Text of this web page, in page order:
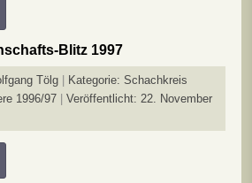
Blitz 1997
Tölg Kategorie: Schachkreis
1996/97
Veröffentlicht: 22. November